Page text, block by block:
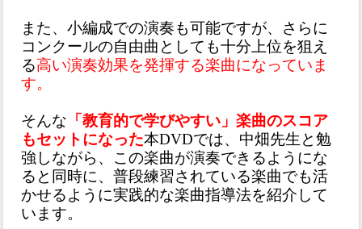
また、小編成での演奏も可能ですが、さらに
コンクールの自由曲としても十分上位を狙え
る高い演奏効果を発揮する楽曲になっていま
す。
そんな 「教育的で学びやすい」楽曲のスコア
もセットになった本DVDでは、中畑先生と勉
強しながら、この楽曲が演奏できるようにな
ると同時に、普段練習されている楽曲でも活
かせるように実践的な楽曲指導法を紹介して
います。